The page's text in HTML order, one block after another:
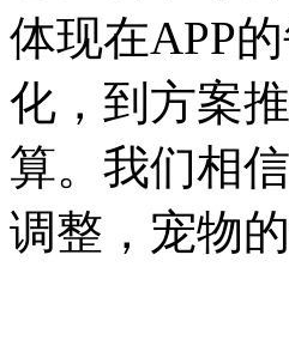
体现在APP
化，到方案
算。我们相
调整，宠物